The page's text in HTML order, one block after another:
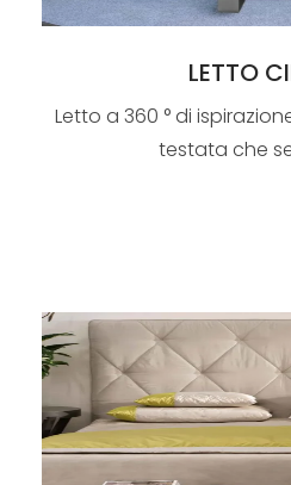
LETTO
Letto a 360 ° di
testata che